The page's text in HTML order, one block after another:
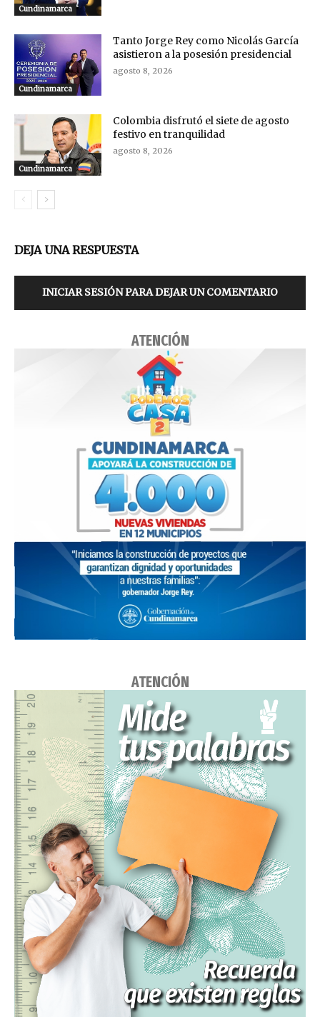
Cundinamarca
Cundinamarca
Tanto Jorge Rey como Nicolás García
asistieron a la posesión presidencial
agosto 8, 2026
Cundinamarca
Colombia disfrutó el siete de agosto
festivo en tranquilidad
agosto 8, 2026
DEJA UNA RESPUESTA
INICIAR SESIÓN PARA DEJAR UN COMENTARIO
ATENCIÓN
ATENCIÓN